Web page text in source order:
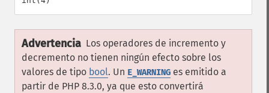
Advertencia Los operadores de incremento y
decremento no tienen ningún efecto sobre los
valores de tipo bool. Un E_WARNING es emitido a
partir de PHP 8.3.0, ya que esto convertirá